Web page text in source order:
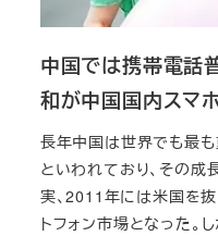
中国では携帯電話
和が中国国内スマ
長年中国は世界でも最
といわれており、その成
実、2011年には米国を
トフォン市場となった。